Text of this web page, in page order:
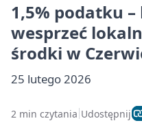
1,5% podatku
wesprzeć
środki w
25 lutego 2026
2 min czytania Udostępnij